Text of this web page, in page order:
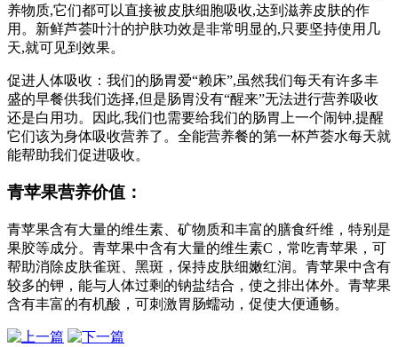
养物质,它们都可以直接被皮肤细胞吸收,达到滋养皮肤的作
用。新鲜芦荟叶汁的护肤功效是非常明显的,只要坚持使用几
天,就可见到效果。
促进人体吸收：我们的肠胃爱“赖床”,虽然我们每天有许多丰
盛的早餐供我们选择,但是肠胃没有“醒来”无法进行营养吸收
还是白用功。因此,我们也需要给我们的肠胃上一个闹钟,提醒
它们该为身体吸收营养了。全能营养餐的第一杯芦荟水每天就
能帮助我们促进吸收。
青苹果营养价值：
青苹果含有大量的维生素、矿物质和丰富的膳食纤维，特别是
果胶等成分。青苹果中含有大量的维生素C，常吃青苹果，可
帮助消除皮肤雀斑、黑斑，保持皮肤细嫩红润。青苹果中含有
较多的钾，能与人体过剩的钠盐结合，使之排出体外。青苹果
含有丰富的有机酸，可刺激胃肠蠕动，促使大便通畅。